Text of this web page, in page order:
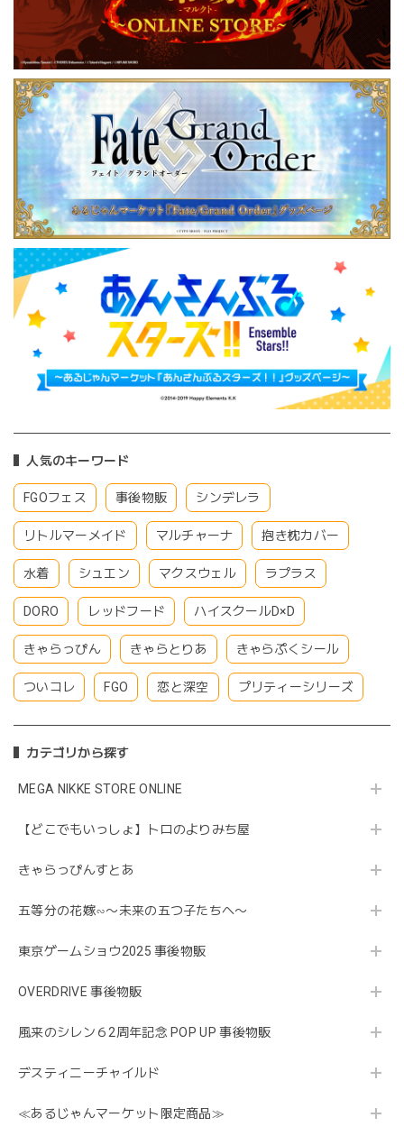
人気のキーワード
FGOフェス 事後物販 シンデレラ
リトルマーメイド マルチャーナ 抱き枕カバー
水着 シュエン マクスウェル ラプラス
DORO レッドフード ハイスクールD×D
きゃらっぴん きゃらとりあ きゃらぷくシール
ついコレ FGO 恋と深空 プリティーシリーズ
カテゴリから探す
MEGA NIKKE STORE ONLINE
【どこでもいっしょ】トロのよりみち屋
きゃらっぴんすとあ
五等分の花嫁∽〜未来の五つ子たちへ〜
東京ゲームショウ2025 事後物販
OVERDRIVE 事後物販
風来のシレン６2周年記念 POP UP 事後物販
デスティニーチャイルド
≪あるじゃんマーケット限定商品≫